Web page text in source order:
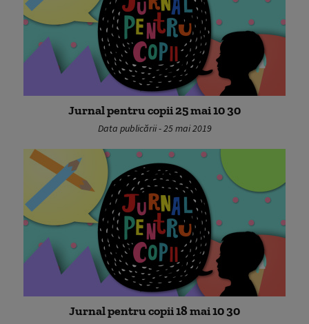
Jurnal pentru copii 25 mai 10 30
Data publicării - 25 mai 2019
Jurnal pentru copii 18 mai 10 30